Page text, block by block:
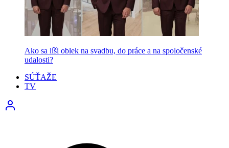
Ako sa líši oblek na svadbu, do práce a na spoločenské
udalosti?
SÚŤAŽE
TV